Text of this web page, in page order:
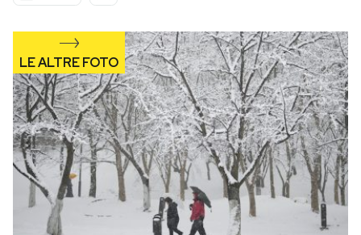
Cultura
Economia
Sport
Europa
Altrecose
Mondiali calcio 2026
PODCAST
NEWSLETTER